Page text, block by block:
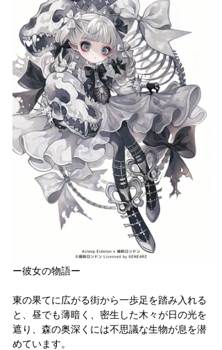
ー彼女の物語ー
東の果てに広がる街から一歩足を踏み入れる
と、昼でも薄暗く、密生した木々が日の光を
遮り、森の奥深くには不思議な生物が息を潜
めています。